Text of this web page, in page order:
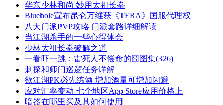
华东少林和尚 妙用太祖长拳
Bluehole宣布昆仑万维获《TERA》国服代理权
八大门派PVP攻略 门派套路详细解读
当江湖杀手的一些心得体会
少林太祖长拳破解之道
一看吓一跳：雷死人不偿命的囧图集(326)
刺探和师门巡逻任务详解
欲江湖PK必先练酒 增加酒量可增加闪避
应对汇率变动 七个地区App Store应用价格上
暗器在哪里买及其如何使用